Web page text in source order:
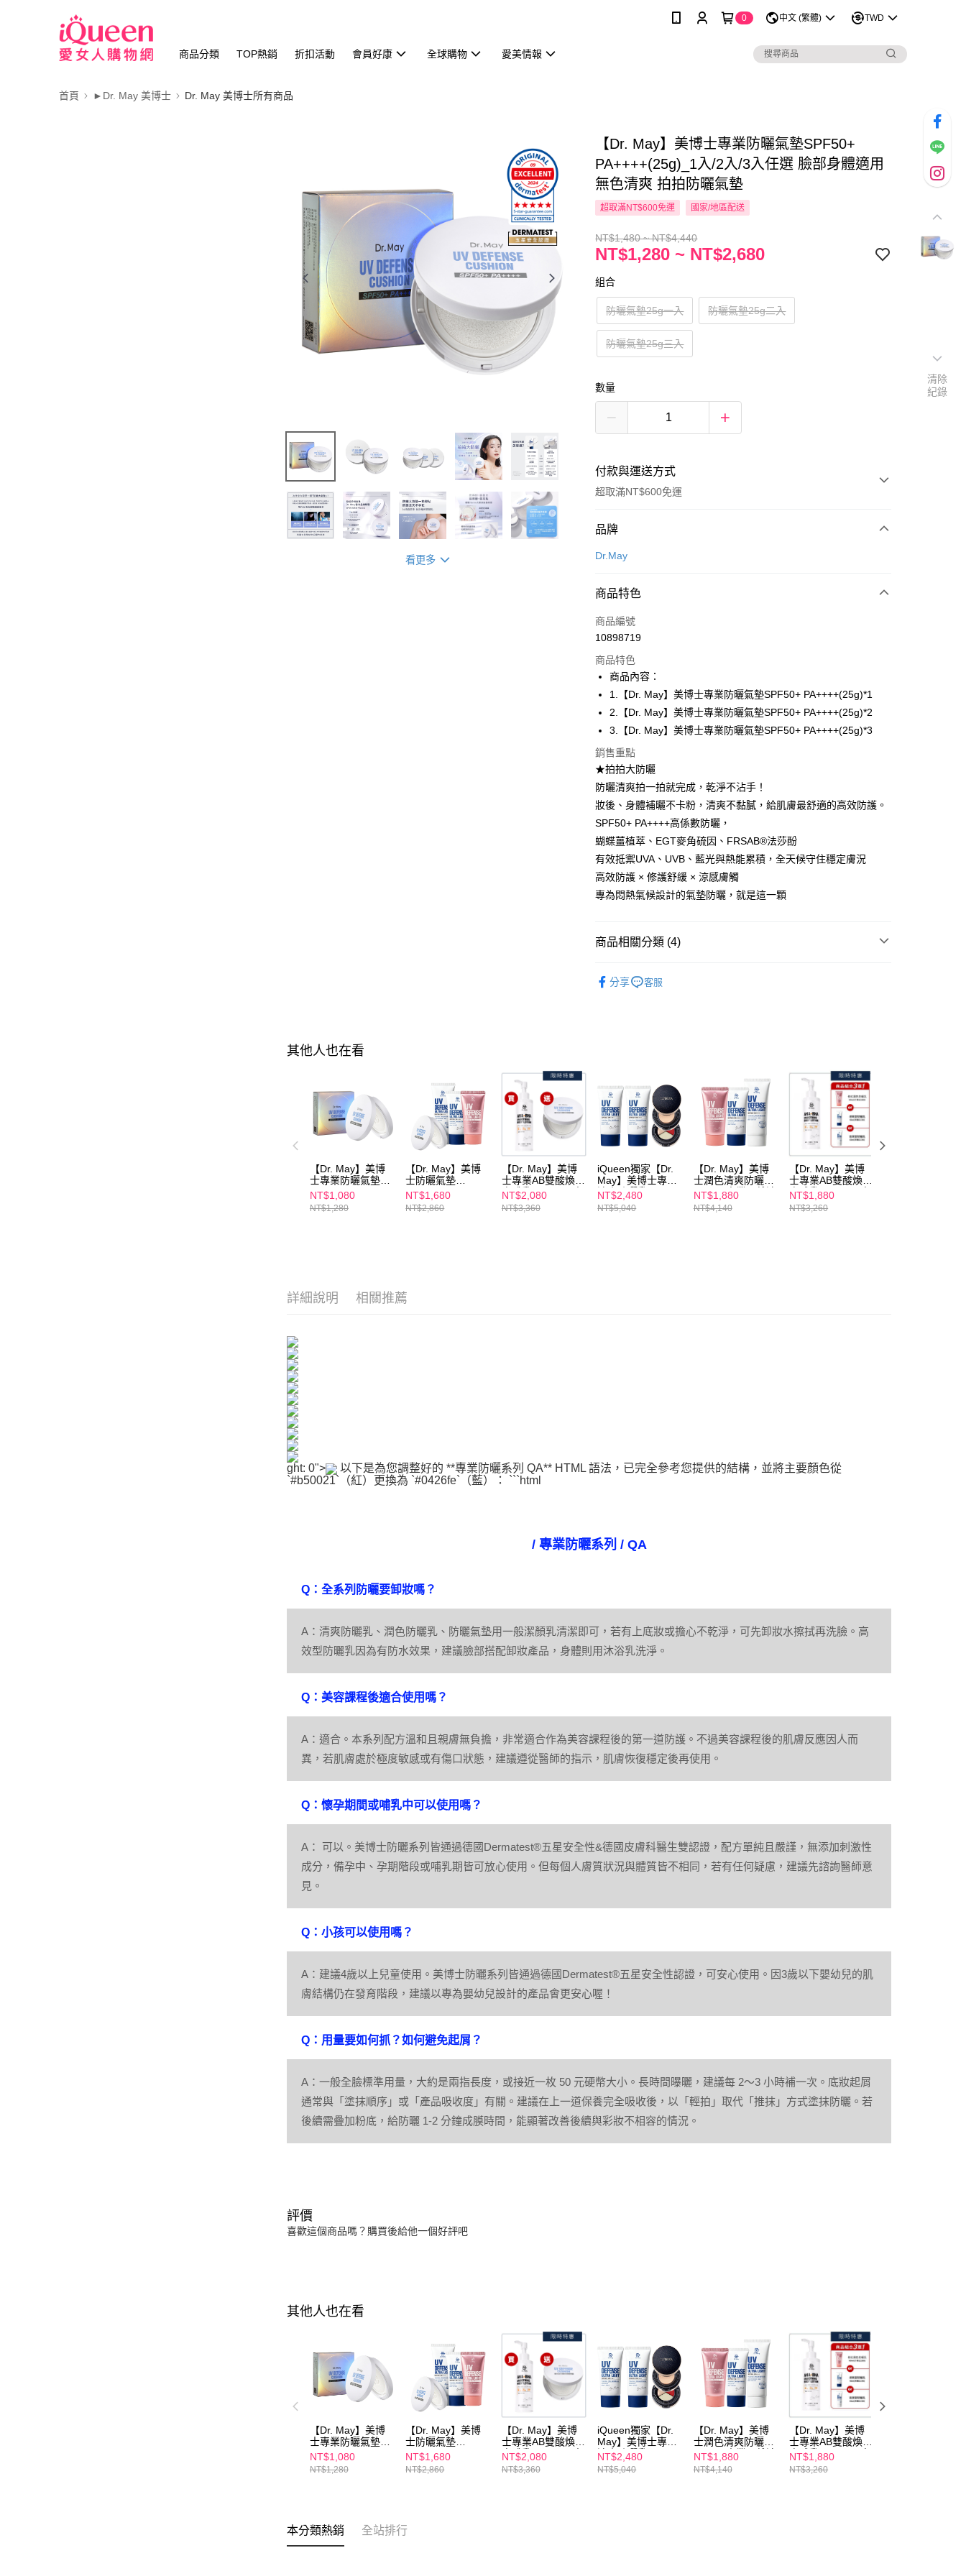
0 中文 (繁體) TWD
商品分類 TOP熱銷 折扣活動 會員好康 全球購物 愛美情報
首頁 ►Dr. May 美博士 Dr. May 美博士所有商品
看更多
【Dr. May】美博士專業防曬氣墊SPF50+
PA++++(25g)_1入/2入/3入任選 臉部身體適用
無色清爽 拍拍防曬氣墊
超取滿NT$600免運 國家/地區配送
NT$1,480 ~ NT$4,440
NT$1,280 ~ NT$2,680
組合
防曬氣墊25g一入 防曬氣墊25g二入
防曬氣墊25g三入
數量
付款與運送方式
超取滿NT$600免運
付款方式
信用卡一次付款
Apple Pay
街口支付
悠遊付
Google Pay
AFTEE先享後付
相關說明
【關於「AFTEE先享後付」】
AFTEE先享後付是「在收到商品之後才付款」的支付方式。 讓您購物簡單
便利好安心！
１．簡單：不需註冊會員、不需綁卡、不需儲值。
３．安心：先確認商品／服務後，再付款。
【「AFTEE先享後付」結帳流程】
１．於結帳方式選擇「AFTEE先享後付」後，將跳轉至「AFTEE先享後
３．收到繳費通知簡訊後14天內，點擊此簡訊中的連結，可透過四大超商
絡購買商品的店家。未經商家同意取消之訂單仍視為有效，需透過AFTEE
１．透過由恩沛科技股份有限公司提供之「AFTEE先享後付」服務完成之
交易，需依本服務之必要範圍內提供個人資料，並將交易相關給付款項請
求債權轉讓予恩沛科技股份有限公司。
２．關於個人資料處理事宜，請瀏覽以下網址：
https://aftee.tw/terms/#terms3
３．未成年的使用者請事先徵得法定代理人或監護人之同意方可使用
「AFTEE先享後付」，若未經同意申辦者引起之損失，本公司不負相關責
４．使用「AFTEE先享後付」時，將依據個別帳號之用戶狀況，依本公司
即時審查核予不同之上限額度；若仍有額度不足之情形，本公司將視審查
結果請求用戶進行身份認證。
５．嚴禁一人註冊多個帳號或使用他人資訊註冊。若發現惡意使用之情
ATM付款
運送方式
全家付款取貨
每筆NT$100，滿NT$600(含以上)免運費
每筆NT$100，滿NT$600(含以上)免運費
萊爾富取貨付款
每筆NT$100，滿NT$600(含以上)免運費
付款後7-11取貨
每筆NT$100，滿NT$600(含以上)免運費
每筆NT$100，滿NT$600(含以上)免運費
離島配送
品牌
Dr.May
商品特色
商品編號
10898719
商品特色
商品內容：
1.【Dr. May】美博士專業防曬氣墊SPF50+ PA++++(25g)*1
2.【Dr. May】美博士專業防曬氣墊SPF50+ PA++++(25g)*2
3.【Dr. May】美博士專業防曬氣墊SPF50+ PA++++(25g)*3
銷售重點
★拍拍大防曬
防曬清爽拍一拍就完成，乾淨不沾手！
妝後、身體補曬不卡粉，清爽不黏膩，給肌膚最舒適的高效防護。
SPF50+ PA++++高係數防曬，
蝴蝶薑植萃、EGT麥角硫因、FRSAB®法莎酚
有效抵禦UVA、UVB、藍光與熱能累積，全天候守住穩定膚況
高效防護 × 修護舒緩 × 涼感膚觸
專為悶熱氣候設計的氣墊防曬，就是這一顆
商品相關分類 (4)
分享 客服
其他人也在看
【Dr. May】美博
士專業防曬氣墊
SPF50+ PA++++
(25g) /補充蕊
(25g) 拍拍氣墊 全
NT$1,080
NT$1,280
【Dr. May】美博
士防曬氣墊
SPF50+ PA++++
(25g)+清爽防曬乳
(40ml)/潤色防曬乳
NT$1,680
NT$2,860
【Dr. May】美博
士專業AB雙酸煥膚
身體乳(200ml)+專
業防曬氣墊
SPF50+ PA++++
NT$2,080
NT$3,360
iQueen獨家【Dr.
May】美博士專業
清爽防曬乳
SPF50+PA++++
(40ml)x2+
NT$2,480
NT$5,040
【Dr. May】美博
士潤色清爽防曬乳
(40ml)/專業隔離清
爽防曬乳(40ml)/專
業隔離高效防曬乳
NT$1,880
NT$4,140
【Dr. May】美博
士專業AB雙酸煥膚
身體乳(200ml)+專
業隔離防曬系列(清
爽/潤色/高效)x任
NT$1,880
NT$3,260
詳細說明 相關推薦
ght: 0">
以下是為您調整好的 **專業防曬系列 QA** HTML 語法，已完全參考您提供的結構，並將主要顏色從
`#b50021`（紅）更換為 `#0426fe`（藍）： ```html
/ 專業防曬系列 / QA
Q：全系列防曬要卸妝嗎？
A：清爽防曬乳、潤色防曬乳、防曬氣墊用一般潔顏乳清潔即可，若有上底妝或擔心不乾淨，可先卸妝水擦拭再洗臉。高
效型防曬乳因為有防水效果，建議臉部搭配卸妝產品，身體則用沐浴乳洗淨。
Q：美容課程後適合使用嗎？
A：適合。本系列配方溫和且親膚無負擔，非常適合作為美容課程後的第一道防護。不過美容課程後的肌膚反應因人而
異，若肌膚處於極度敏感或有傷口狀態，建議遵從醫師的指示，肌膚恢復穩定後再使用。
Q：懷孕期間或哺乳中可以使用嗎？
A： 可以。美博士防曬系列皆通過德國Dermatest®五星安全性&德國皮膚科醫生雙認證，配方單純且嚴謹，無添加刺激性
成分，備孕中、孕期階段或哺乳期皆可放心使用。但每個人膚質狀況與體質皆不相同，若有任何疑慮，建議先諮詢醫師意
見。
Q：小孩可以使用嗎？
A：建議4歲以上兒童使用。美博士防曬系列皆通過德國Dermatest®五星安全性認證，可安心使用。因3歲以下嬰幼兒的肌
膚結構仍在發育階段，建議以專為嬰幼兒設計的產品會更安心喔！
Q：用量要如何抓？如何避免起屑？
A：一般全臉標準用量，大約是兩指長度，或接近一枚 50 元硬幣大小。長時間曝曬，建議每 2～3 小時補一次。底妝起屑
通常與「塗抹順序」或「產品吸收度」有關。建議在上一道保養完全吸收後，以「輕拍」取代「推抹」方式塗抹防曬。若
後續需疊加粉底，給防曬 1-2 分鐘成膜時間，能顯著改善後續與彩妝不相容的情況。
評價
喜歡這個商品嗎？購買後給他一個好評吧
其他人也在看
【Dr. May】美博
士專業防曬氣墊
SPF50+ PA++++
(25g) /補充蕊
(25g) 拍拍氣墊 全
NT$1,080
NT$1,280
【Dr. May】美博
士防曬氣墊
SPF50+ PA++++
(25g)+清爽防曬乳
(40ml)/潤色防曬乳
NT$1,680
NT$2,860
【Dr. May】美博
士專業AB雙酸煥膚
身體乳(200ml)+專
業防曬氣墊
SPF50+ PA++++
NT$2,080
NT$3,360
iQueen獨家【Dr.
May】美博士專業
清爽防曬乳
SPF50+PA++++
(40ml)x2+
NT$2,480
NT$5,040
【Dr. May】美博
士潤色清爽防曬乳
(40ml)/專業隔離清
爽防曬乳(40ml)/專
業隔離高效防曬乳
NT$1,880
NT$4,140
【Dr. May】美博
士專業AB雙酸煥膚
身體乳(200ml)+專
業隔離防曬系列(清
爽/潤色/高效)x任
NT$1,880
NT$3,260
本分類熱銷 全站排行
清除
紀錄